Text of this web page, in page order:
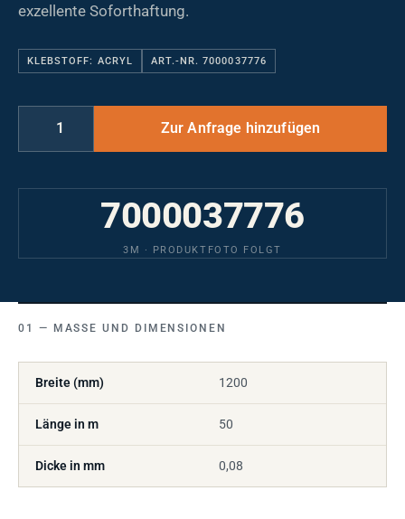
exzellente Soforthaftung.
KLEBSTOFF: ACRYL ART.-NR. 7000037776
7000037776
3M · PRODUKTFOTO FOLGT
MASSE UND DIMENSIONEN
Breite (mm) 1200
Länge in m 50
Dicke in mm 0,08